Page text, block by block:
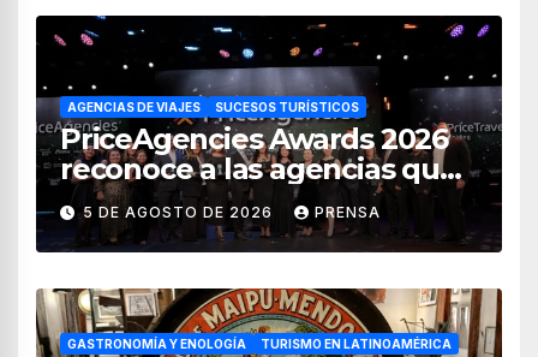
AGENCIAS DE VIAJES SUCESOS TURÍSTICOS
PriceAgencies Awards 2026
reconoce a las agencias que
impulsan el crecimiento del
turismo en México
5 DE AGOSTO DE 2026 PRENSA
GASTRONOMÍA Y ENOLOGÍA TURISMO EN LATINOAMÉRICA